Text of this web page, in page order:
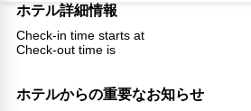
ホテル詳細情報
Check-in time starts at
Check-out time is
ホテルからの重要なお知らせ